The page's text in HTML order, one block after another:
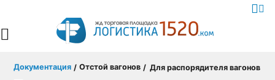
Документация / Отстой вагонов / Для распорядителя вагонов